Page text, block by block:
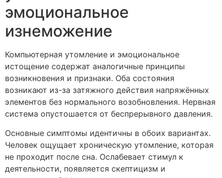
эмоциональное
изнеможение
Компьютерная утомление и эмоциональное
истощение содержат аналогичные принципы
возникновения и признаки. Оба состояния
возникают из-за затяжного действия напряжённых
элементов без нормального возобновления. Нервная
система опустошается от беспрерывного давления.
Основные симптомы идентичны в обоих вариантах.
Человек ощущает хроническую утомление, которая
не проходит после сна. Ослабевает стимул к
деятельности, появляется скептицизм и